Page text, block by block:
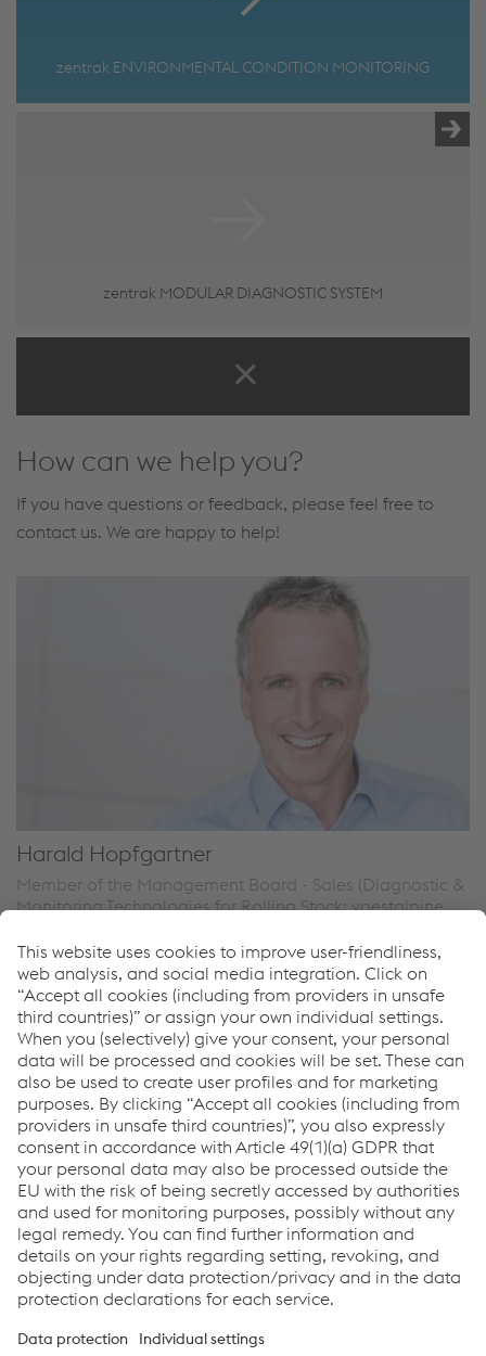
zentrak ENVIRONMENTAL CONDITION MONITORING
zentrak MODULAR DIAGNOSTIC SYSTEM
How can we help you?
If you have questions or feedback, please feel free to
contact us. We are happy to help!
Harald Hopfgartner
Member of the Management Board - Sales (Diagnostic &
Monitoring Technologies for Rolling Stock; voestalpine
Tél. +49 2623 6086 0
Envoyer un e-mail
Downloads
zentrak ENVIRONMENTAL CONDITION MONITORING
PDF | 424 KB
Links
Applications
Products
Services
Job & Career
Terms and Conditions